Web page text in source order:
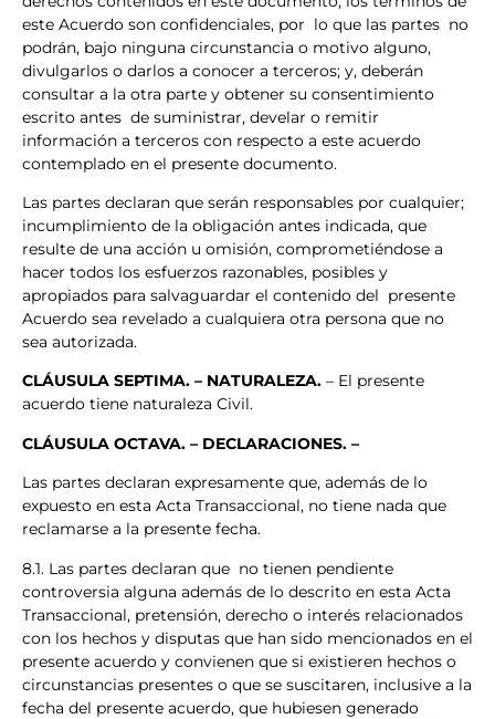
este Acuerdo son confidenciales, por lo que las partes no
podrán, bajo ninguna circunstancia o motivo alguno,
divulgarlos o darlos a conocer a terceros; y, deberán
consultar a la otra parte y obtener su consentimiento
escrito antes de suministrar, develar o remitir
información a terceros con respecto a este acuerdo
contemplado en el presente documento.
Las partes declaran que serán responsables por cualquier;
incumplimiento de la obligación antes indicada, que
resulte de una acción u omisión, comprometiéndose a
hacer todos los esfuerzos razonables, posibles y
apropiados para salvaguardar el contenido del presente
Acuerdo sea revelado a cualquiera otra persona que no
sea autorizada.
CLÁUSULA SEPTIMA. – NATURALEZA. – El presente
acuerdo tiene naturaleza Civil.
CLÁUSULA OCTAVA. – DECLARACIONES. –
Las partes declaran expresamente que, además de lo
expuesto en esta Acta Transaccional, no tiene nada que
reclamarse a la presente fecha.
8.1. Las partes declaran que no tienen pendiente
controversia alguna además de lo descrito en esta Acta
Transaccional, pretensión, derecho o interés relacionados
con los hechos y disputas que han sido mencionados en el
presente acuerdo y convienen que si existieren hechos o
circunstancias presentes o que se suscitaren, inclusive a la
fecha del presente acuerdo, que hubiesen generado